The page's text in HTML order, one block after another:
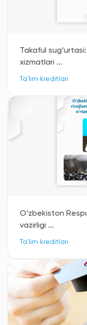
Takaful
xizmatlari ...
Ta'lim kreditlari
O‘zbekiston
vazirligi ...
Ta'lim kreditlari